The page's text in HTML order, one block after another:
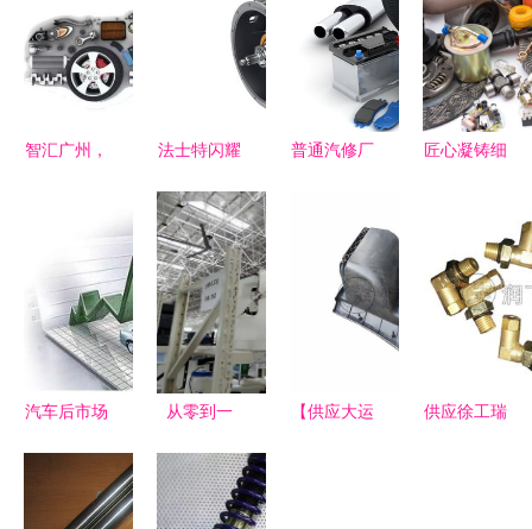
智汇广州，
八届中国汽
配大会暨汽
车零部件展
全景洞察
法士特闪耀
国际汽车零
部件大会，
彰显中国智
造硬核实力
普通汽修厂
厂件的区别
及使用建议
匠心凝铸细
汽车零配件
之美
汽车后市场
撞擦出新思
路 零配件
从零到一
通MAXUS
溧阳工厂，
【供应大运
供应徐工瑞